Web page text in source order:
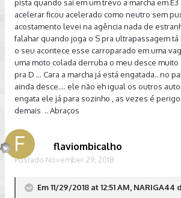
pista quando sai em um trevo a marcha em
acelerar ficou acelerado como neutro sem
acostamento levei na agência nada de
falahar quando joga o S pra ultrapassagem tá
o seu acontece esse carroparado em uma
uma moto colada derruba o meu desce muito
pra D ... Cara a marcha já está engatada.. no
ainda desce.... ele não eh igual os outros
engata ele já para sozinho , as vezes é
demais .. Abraços
flaviombicalho
Postado November 29, 2018
Em 11/29/2018 at 12:51 AM, NARIGA44